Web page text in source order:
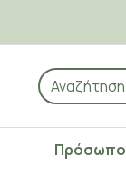
Πρόσωπο